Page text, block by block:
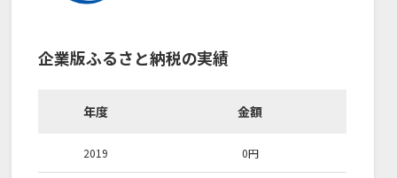
企業版ふるさと納税の実績
年度 金額
2019 0円